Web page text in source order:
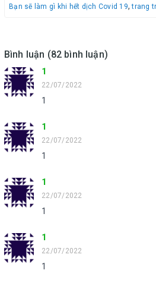
Bạn sẽ làm gì khi hết dịch Covid 19,trang
Bình luận (82 bình luận)
1
22/07/2022
1
1
22/07/2022
1
1
22/07/2022
1
1
22/07/2022
1